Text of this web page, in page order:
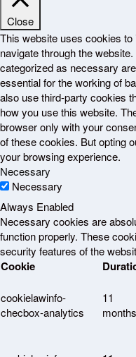
Close
This website uses cookies
navigate through the
categorized as necessary
essential for the working of
also use third-party cookies
how you use this website.
browser only with your
of these cookies. But opting
your browsing experience.
Necessary
Necessary
Always Enabled
Necessary cookies are
function properly. These
security features of the
Cookie
cookielawinfo-
checbox-analytics
11
months